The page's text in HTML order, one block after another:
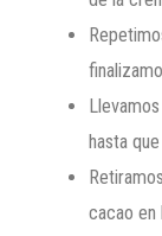
hasta
cacao en